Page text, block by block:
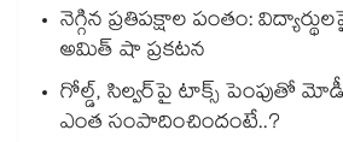
నెగ్గిన ప్రతిపక్షాల పంతం:
అమిత్ షా ప్రకటన
గోల్డ్, సిల్వర్‌పై టాక్స్ పెంపుతో
ఎంత సంపాదించిందంటే..?